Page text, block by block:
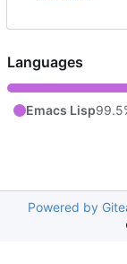
Languages
Emacs Lisp
Powered by